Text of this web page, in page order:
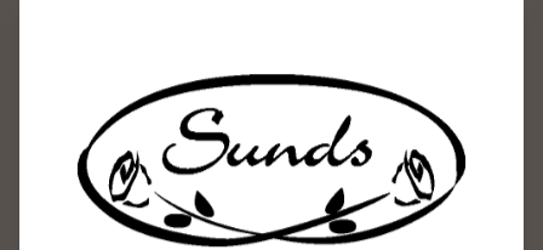
Sundin Puutarhakeskus
Avoinna